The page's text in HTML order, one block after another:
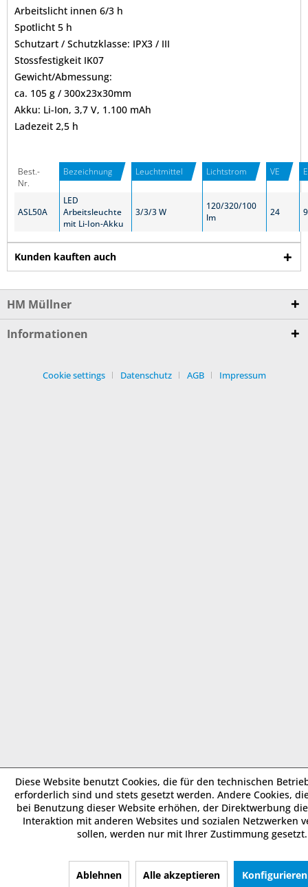
Arbeitslicht innen 6/3 h
Spotlicht 5 h
Schutzart / Schutzklasse: IPX3 / III
Stossfestigkeit IK07
Gewicht/Abmessung:
ca. 105 g / 300x23x30mm
Akku: Li-Ion, 3,7 V, 1.100 mAh
Ladezeit 2,5 h
Best.-
Nr.
Bezeichnung Leuchtmittel Lichtstrom VE
ASL50A
LED
Arbeitsleuchte
mit Li-Ion-Akku
3/3/3 W
120/320/100
lm
24
Kunden kauften auch
HM Müllner
Informationen
Cookie settings Datenschutz AGB Impressum
Diese Website benutzt Cookies, die für den technischen
erforderlich sind und stets gesetzt werden. Andere Cookies,
bei Benutzung dieser Website erhöhen, der Direktwerbung
Interaktion mit anderen Websites und sozialen Netzwerken
sollen, werden nur mit Ihrer Zustimmung gesetzt.
Ablehnen Alle akzeptieren Konfigurieren